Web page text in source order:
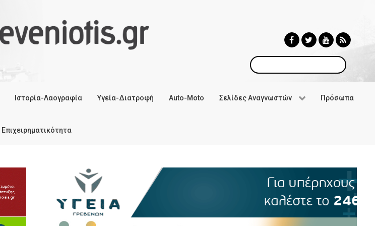
Αναζήτηση
Ιστορία-Λαογραφία Υγεία-Διατροφή Auto-Moto Σελίδες Αναγνωστών Πρόσωπα
Επιχειρηματικότητα